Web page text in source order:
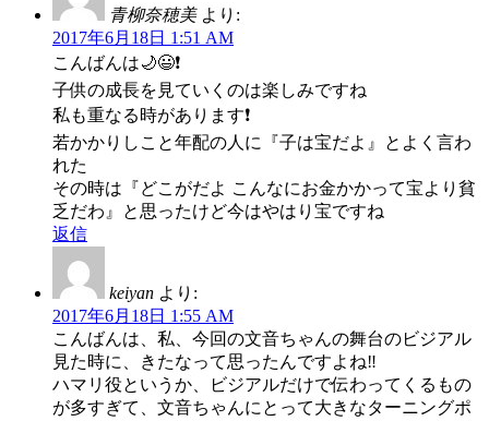
青柳奈穂美 より:
2017年6月18日 1:51 AM
こんばんは🌙😃❗
子供の成長を見ていくのは楽しみですね
私も重なる時があります❗
若かかりしこと年配の人に『子は宝だよ』とよく言わ
れた
その時は『どこがだよ こんなにお金かかって宝より貧
乏だわ』と思ったけど今はやはり宝ですね
返信
keiyan より:
2017年6月18日 1:55 AM
こんばんは、私、今回の文音ちゃんの舞台のビジアル
見た時に、きたなって思ったんですよね‼️
ハマリ役というか、ビジアルだけで伝わってくるもの
が多すぎて、文音ちゃんにとって大きなターニングポ